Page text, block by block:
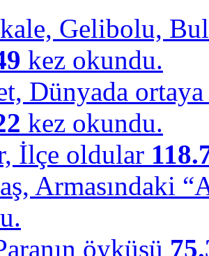
Gelibolu,
kez okundu.
Dünyada
kez okundu.
İlçe oldular
Armasındaki
öyküsü